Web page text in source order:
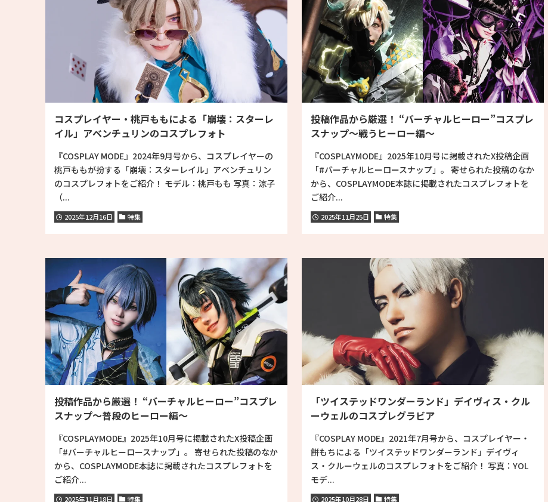
コスプレイヤー・桃戸ももによる「崩壊：スターレ
イル」アベンチュリンのコスプレフォト
『COSPLAY MODE』2024年9月号から、コスプレイヤーの
桃戸ももが扮する「崩壊：スターレイル」アベンチュリン
のコスプレフォトをご紹介！ モデル：桃戸もも 写真：涼子
（...
2025年12月16日 特集
投稿作品から厳選！ “バーチャルヒーロー”コスプレ
スナップ〜戦うヒーロー編〜
『COSPLAYMODE』2025年10月号に掲載されたX投稿企画
「#バーチャルヒーロースナップ」。 寄せられた投稿のなか
から、COSPLAYMODE本誌に掲載されたコスプレフォトを
ご紹介...
2025年11月25日 特集
投稿作品から厳選！ “バーチャルヒーロー”コスプレ
スナップ〜普段のヒーロー編〜
『COSPLAYMODE』2025年10月号に掲載されたX投稿企画
「#バーチャルヒーロースナップ」。 寄せられた投稿のなか
から、COSPLAYMODE本誌に掲載されたコスプレフォトを
ご紹介...
2025年11月18日 特集
「ツイステッドワンダーランド」デイヴィス・クル
ーウェルのコスプレグラビア
『COSPLAY MODE』2021年7月号から、コスプレイヤー・
餅もちによる「ツイステッドワンダーランド」デイヴィ
ス・クルーウェルのコスプレフォトをご紹介！ 写真：YOL
モデ...
2025年10月28日 特集